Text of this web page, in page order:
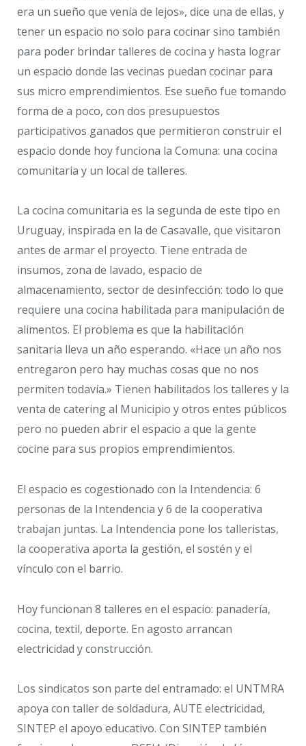
era un sueño que venía de lejos», dice una de ellas, y
tener un espacio no solo para cocinar sino también
para poder brindar talleres de cocina y hasta lograr
un espacio donde las vecinas puedan cocinar para
sus micro emprendimientos. Ese sueño fue tomando
forma de a poco, con dos presupuestos
participativos ganados que permitieron construir el
espacio donde hoy funciona la Comuna: una cocina
comunitaria y un local de talleres.
La cocina comunitaria es la segunda de este tipo en
Uruguay, inspirada en la de Casavalle, que visitaron
antes de armar el proyecto. Tiene entrada de
insumos, zona de lavado, espacio de
almacenamiento, sector de desinfección: todo lo que
requiere una cocina habilitada para manipulación de
alimentos. El problema es que la habilitación
sanitaria lleva un año esperando. «Hace un año nos
entregaron pero hay muchas cosas que no nos
permiten todavía.» Tienen habilitados los talleres y la
venta de catering al Municipio y otros entes públicos
pero no pueden abrir el espacio a que la gente
cocine para sus propios emprendimientos.
El espacio es cogestionado con la Intendencia: 6
personas de la Intendencia y 6 de la cooperativa
trabajan juntas. La Intendencia pone los talleristas,
la cooperativa aporta la gestión, el sostén y el
vínculo con el barrio.
Hoy funcionan 8 talleres en el espacio: panadería,
cocina, textil, deporte. En agosto arrancan
electricidad y construcción.
Los sindicatos son parte del entramado: el UNTMRA
apoya con taller de soldadura, AUTE electricidad,
SINTEP el apoyo educativo. Con SINTEP también